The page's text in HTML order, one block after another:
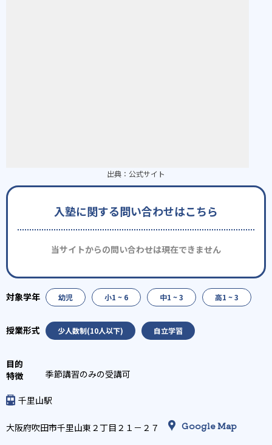
出典： 公式サイト
入塾に関する問い合わせはこちら
当サイトからの問い合わせは現在できません
幼児 小1 ~ 6 中1 ~ 3 高1 ~ 3
少人数制(10人以下) 自立学習
季節講習のみの受講可
千里山駅
大阪府吹田市千里山東２丁目２１－２７ Google Map